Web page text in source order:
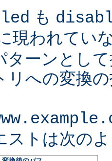
も
現われてい
ターンとし
リへの変換
ストは次の